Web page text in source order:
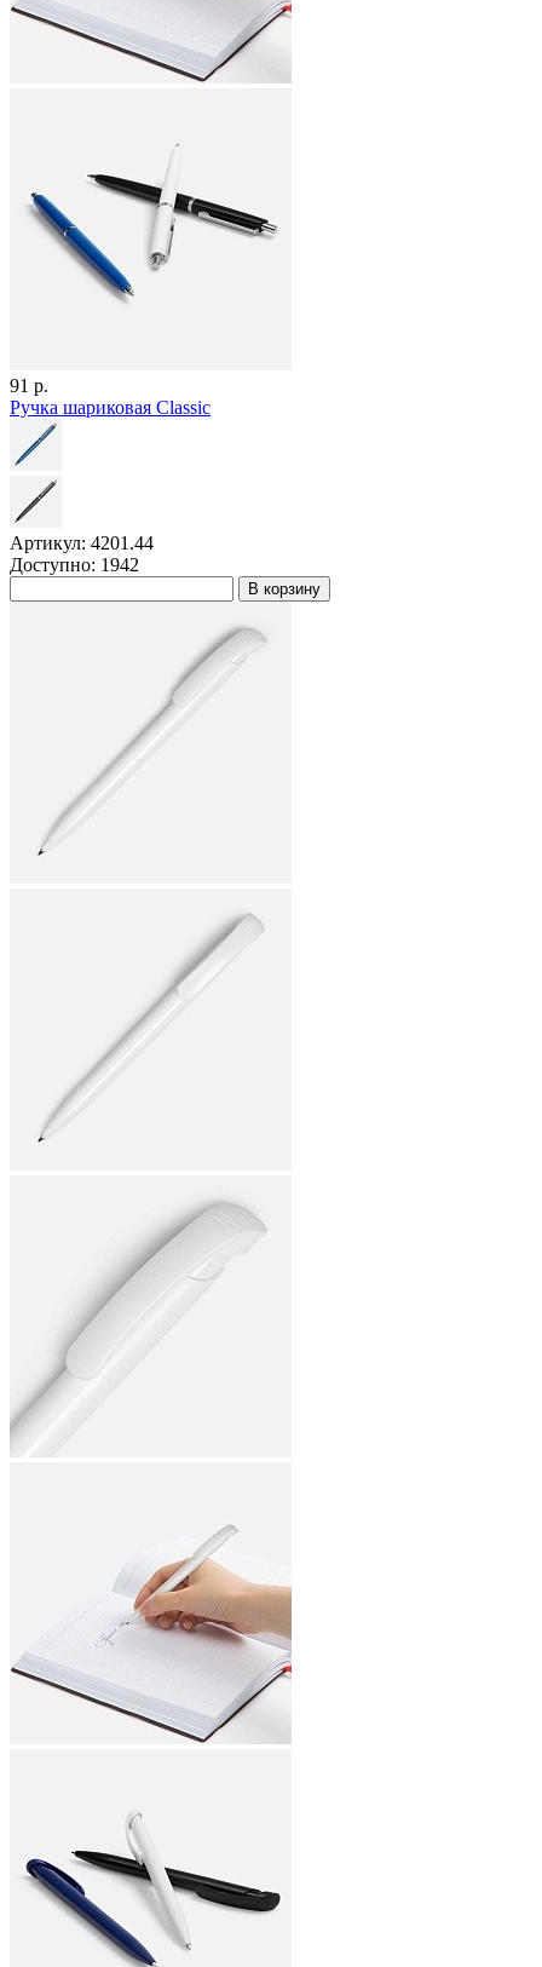
91 р.
Ручка шариковая Classic
Артикул: 4201.44
Доступно: 1942
В корзину